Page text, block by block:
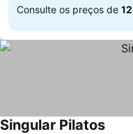
Consulte os preços de
Singular Pilatos